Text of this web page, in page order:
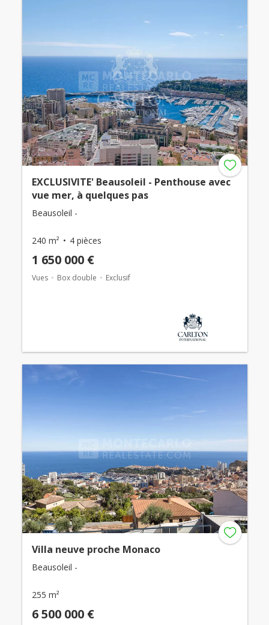
EXCLUSIVITE' Beausoleil - Penthouse avec
vue mer, à quelques pas
Beausoleil -
240 m² 4 pièces
1 650 000 €
Vues Box double Exclusif
Villa neuve proche Monaco
Beausoleil -
255 m²
6 500 000 €